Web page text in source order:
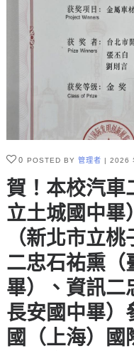
0 POSTED BY 管理者 2026
賀！本校汽車
立土城國中畢
（新北市立
二忠石祐熏（
畢）、資訊二
長安國中畢）
國（上海）國